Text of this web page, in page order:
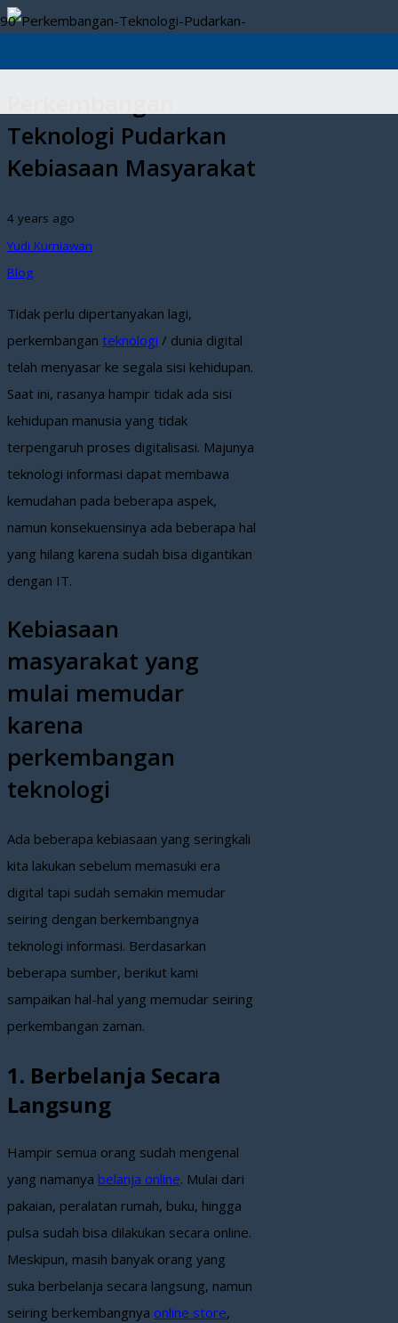
Teknologi Pudarkan
Kebiasaan Masyarakat
4 years ago
Yudi Kurniawan
Blog
Tidak perlu dipertanyakan lagi,
perkembangan teknologi / dunia digital
telah menyasar ke segala sisi kehidupan.
Saat ini, rasanya hampir tidak ada sisi
kehidupan manusia yang tidak
terpengaruh proses digitalisasi. Majunya
teknologi informasi dapat membawa
kemudahan pada beberapa aspek,
namun konsekuensinya ada beberapa hal
yang hilang karena sudah bisa digantikan
dengan IT.
Kebiasaan
masyarakat yang
mulai memudar
karena
perkembangan
teknologi
Ada beberapa kebiasaan yang seringkali
kita lakukan sebelum memasuki era
digital tapi sudah semakin memudar
seiring dengan berkembangnya
teknologi informasi. Berdasarkan
beberapa sumber, berikut kami
sampaikan hal-hal yang memudar seiring
perkembangan zaman.
1. Berbelanja Secara
Langsung
Hampir semua orang sudah mengenal
yang namanya belanja online. Mulai dari
pakaian, peralatan rumah, buku, hingga
pulsa sudah bisa dilakukan secara online.
Meskipun, masih banyak orang yang
suka berbelanja secara langsung, namun
seiring berkembangnya online store,